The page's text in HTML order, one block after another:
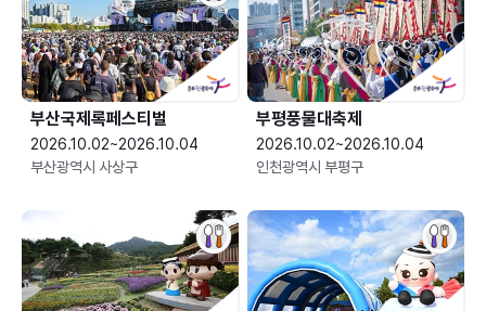
부산국제록페스티벌
2026.10.02~2026.10.04
부산광역시 사상구
부평풍물대축제
2026.10.02~2026.10.04
인천광역시 부평구